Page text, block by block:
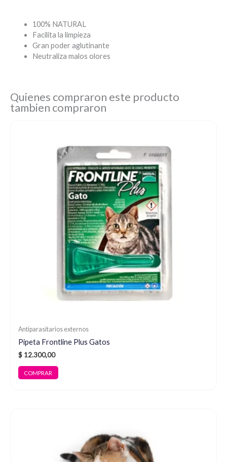
100% NATURAL
Facilita la limpieza
Gran poder aglutinante
Neutraliza malos olores
Quienes compraron este producto
tambien compraron
Antiparasitarios externos
Pipeta Frontline Plus Gatos
$12.300,00
COMPRAR